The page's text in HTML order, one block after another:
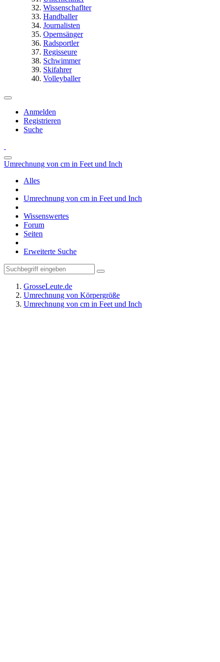
Wissenschaflter
Handballer
Journalisten
Opernsänger
Radsportler
Regisseure
Schwimmer
Skifahrer
Volleyballer
Anmelden
Registrieren
Suche
Umrechnung von cm in Feet und Inch
Alles
Umrechnung von cm in Feet und Inch
Wissenswertes
Forum
Seiten
Erweiterte Suche
GrosseLeute.de
Umrechnung von Körpergröße
Umrechnung von cm in Feet und Inch